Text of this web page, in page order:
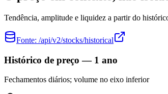
Tendência, amplitude e liquidez a partir do
Fonte: /api/v2/stocks/historical
Histórico de preço — 1 ano
Fechamentos diários; volume no eixo inferior